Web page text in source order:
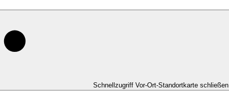
Schnellzugriff Vor-Ort-Standortkarte schließen